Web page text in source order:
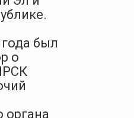
года был
о
органа